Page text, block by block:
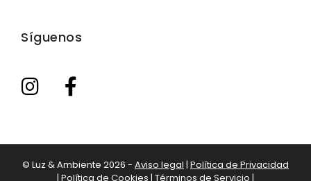
Síguenos
© Luz & Ambiente 2026 - Aviso legal | Política de Privacidad
| Política de Cookies | Términos de Servicio |